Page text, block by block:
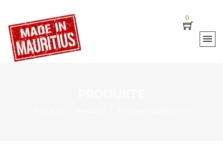
0